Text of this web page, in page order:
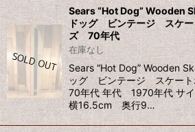
在庫あり
並び順
絞り込む
Sears “Hot Dog” Wooden
ドッグ ビンテージ スケ
ズ 70年代
在庫なし
Sears “Hot Dog” Wooden
ッグ ビンテージ スケー
70年代 年代 1970年代
横16.5cm 奥行9…